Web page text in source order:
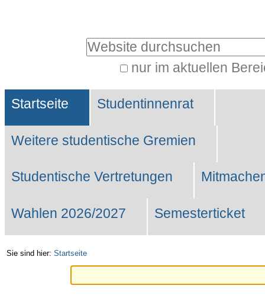
Website durchsuchen
nur im aktuellen
Suche…
Sektionen
Startseite Studentinnenrat
Weitere studentische Gremien
Studentische Vertretungen
Wahlen 2026/2027 Semesterticket
Sie sind hier: Startseite